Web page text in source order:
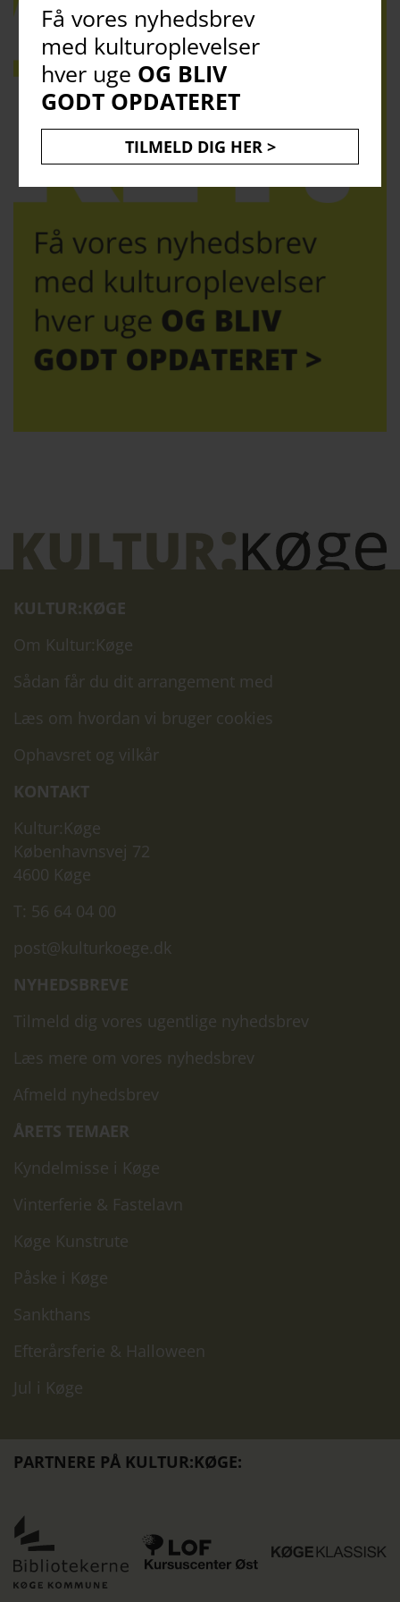
Få vores nyhedsbrev
med kulturoplevelser
hver uge OG BLIV
GODT OPDATERET
TILMELD DIG HER >
KULTUR:KØGE
Om Kultur:Køge
Sådan får du dit arrangement med
Læs om hvordan vi bruger cookies
Ophavsret og vilkår
KONTAKT
Kultur:Køge
Københavnsvej 72
4600 Køge
T: 56 64 04 00
post@kulturkoege.dk
NYHEDSBREVE
Tilmeld dig vores ugentlige nyhedsbrev
Læs mere om vores nyhedsbrev
Afmeld nyhedsbrev
ÅRETS TEMAER
Kyndelmisse i Køge
Vinterferie & Fastelavn
Køge Kunstrute
Påske i Køge
Sankthans
Efterårsferie & Halloween
Jul i Køge
PARTNERE PÅ KULTUR:KØGE:
Bibliotekerne
er
Kursuscenter